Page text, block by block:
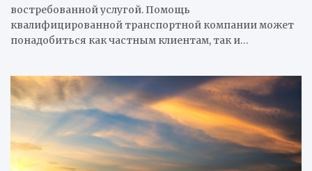
востребованной услугой. Помощь
квалифицированной транспортной компании может
понадобиться как частным клиентам, так и…